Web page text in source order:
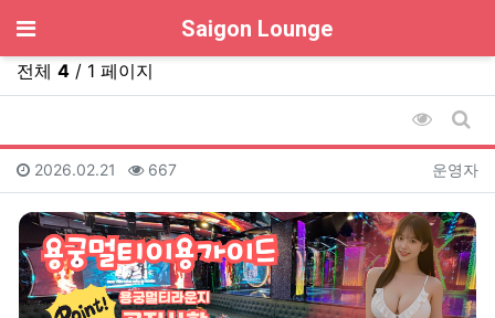
Saigon Lounge
전체 4 / 1 페이지
조회순
게
등록자
운영자
등록일
2026.02.21 조회
667